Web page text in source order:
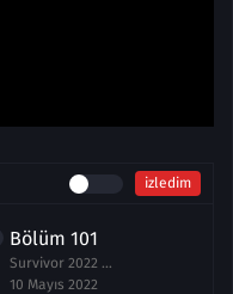
izledim
Bölüm 101
Survivor 2022 All Star 101.Bölüm izle 10 Mayıs
10 Mayıs 2022